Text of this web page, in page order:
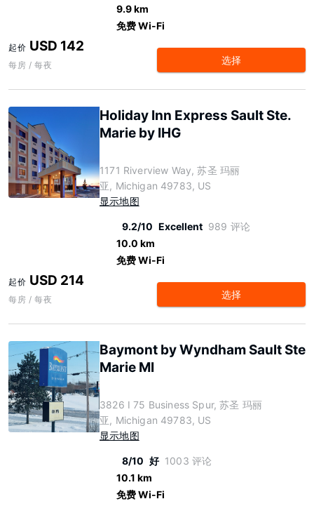
9.9 km
免费 Wi-Fi
起价 USD 142
每房 / 每夜 选择
Holiday Inn Express Sault Ste.
Marie by IHG
1171 Riverview Way, 苏圣 玛丽
亚, Michigan 49783, US
显示地图
9.2/10 Excellent 989 评论
10.0 km
免费 Wi-Fi
起价 USD 214
每房 / 每夜 选择
Baymont by Wyndham Sault Ste
Marie MI
3826 I 75 Business Spur, 苏圣 玛丽
亚, Michigan 49783, US
显示地图
8/10 好 1003 评论
10.1 km
免费 Wi-Fi